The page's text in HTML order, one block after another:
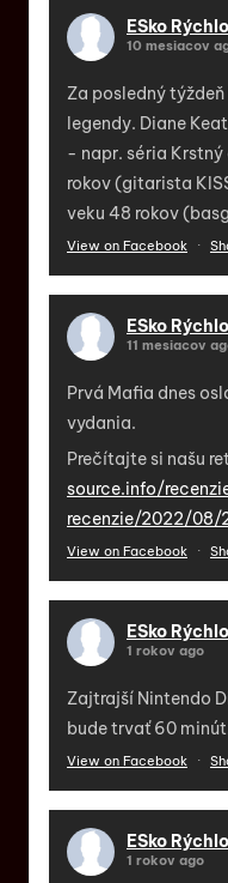
ESko
10 mesiacov
Za posledný
legendy. Diane
- napr. séria Krstný
rokov (gitarista
veku 48 rokov
View on Facebook ·
ESko
11 mesiacov
Prvá Mafia dnes
vydania.
Prečítajte si našu
source.info/
recenzie/2022/
View on Facebook ·
ESko
1 rokov ago
Zajtrajší Nintendo
bude trvať 60
View on Facebook ·
ESko
1 rokov ago